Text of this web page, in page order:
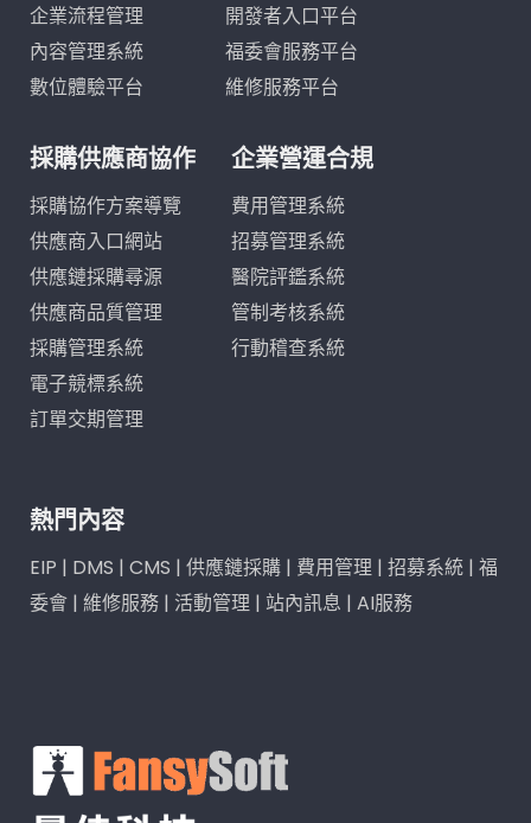
企業流程管理
內容管理系統
數位體驗平台
開發者入口平台
福委會服務平台
維修服務平台
採購供應商協作
採購協作方案導覽
供應商入口網站
供應鏈採購尋源
供應商品質管理
採購管理系統
電子競標系統
訂單交期管理
企業營運合規
費用管理系統
招募管理系統
醫院評鑑系統
管制考核系統
行動稽查系統
熱門內容
EIP | DMS | CMS | 供應鏈採購| 費用管理 | 招募系統| 福
委會| 維修服務| 活動管理 | 站內訊息 | AI服務